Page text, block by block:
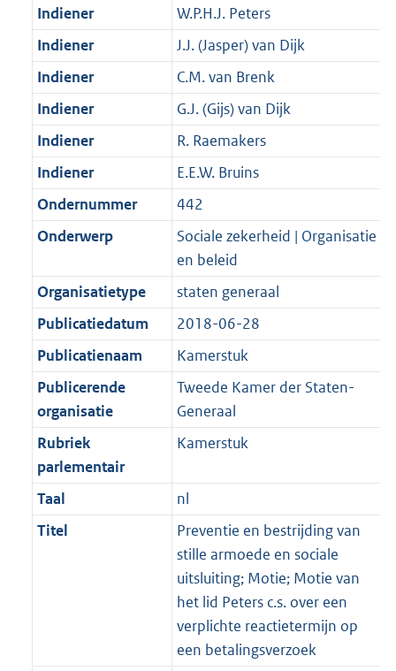
Indiener
W.P.H.J. Peters
Indiener
J.J. (Jasper) van Dijk
Indiener
C.M. van Brenk
Indiener
G.J. (Gijs) van Dijk
Indiener
R. Raemakers
Indiener
E.E.W. Bruins
Ondernummer
442
Onderwerp
Sociale zekerheid | Organisatie
en beleid
Organisatietype
staten generaal
Publicatiedatum
2018-06-28
Publicatienaam
Kamerstuk
Publicerende
organisatie
Tweede Kamer der Staten-
Generaal
Rubriek
parlementair
Kamerstuk
Taal
nl
Titel
Preventie en bestrijding van
stille armoede en sociale
uitsluiting; Motie; Motie van
het lid Peters c.s. over een
verplichte reactietermijn op
een betalingsverzoek